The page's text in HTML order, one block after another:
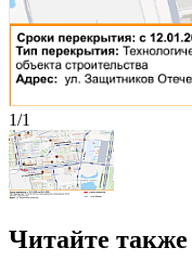
1/1
Читайте также